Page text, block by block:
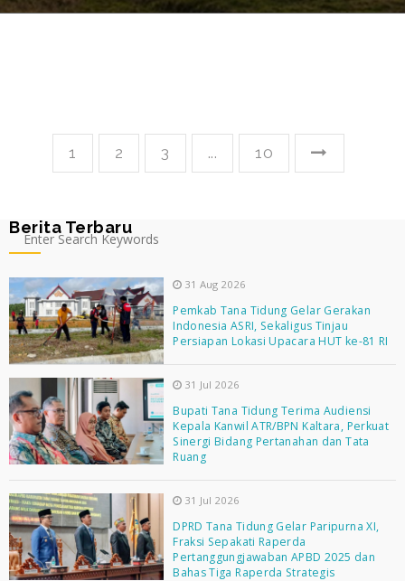
1 2 3 ... 10
Berita Terbaru
31 Aug 2026
Pemkab Tana Tidung Gelar Gerakan
Indonesia ASRI, Sekaligus Tinjau
Persiapan Lokasi Upacara HUT ke-81 RI
31 Jul 2026
Bupati Tana Tidung Terima Audiensi
Kepala Kanwil ATR/BPN Kaltara, Perkuat
Sinergi Bidang Pertanahan dan Tata
Ruang
31 Jul 2026
DPRD Tana Tidung Gelar Paripurna XI,
Fraksi Sepakati Raperda
Pertanggungjawaban APBD 2025 dan
Bahas Tiga Raperda Strategis